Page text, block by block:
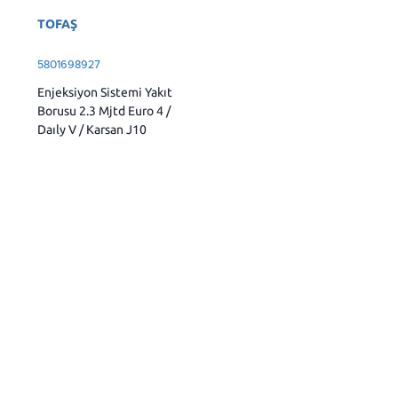
TOFAŞ
5801698927
Enjeksiyon Sistemi Yakıt
Borusu 2.3 Mjtd Euro 4 /
Daıly V / Karsan J10